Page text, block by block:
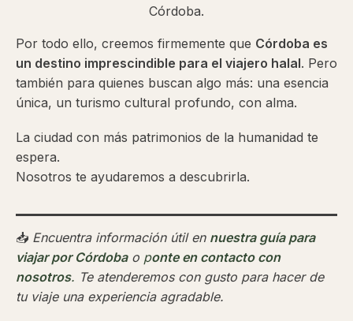
Córdoba.
Por todo ello, creemos firmemente que Córdoba es
un destino imprescindible para el viajero halal. Pero
también para quienes buscan algo más: una esencia
única, un turismo cultural profundo, con alma.
La ciudad con más patrimonios de la humanidad te
espera.
Nosotros te ayudaremos a descubrirla.
📥 Encuentra información útil en nuestra guía para
viajar por Córdobao ponte en contacto con
nosotros. Te atenderemos con gusto para hacer de
tu viaje una experiencia agradable.